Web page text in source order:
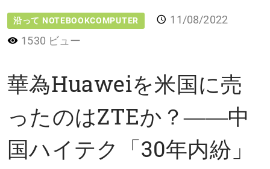
沿って NOTEBOOKCOMPUTER
11/08/2022
1530 ビュー
華為Huaweiを米国に売
ったのはZTEか？――中
国ハイテク「30年内紛」